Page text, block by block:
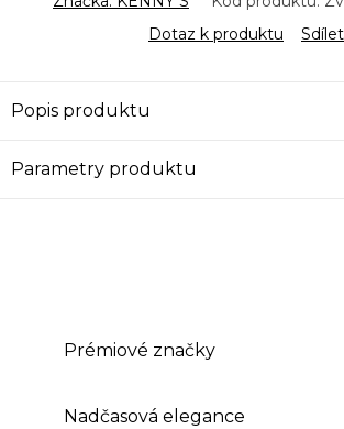
Dotaz k produktu
Sdílet
Popis produktu
Parametry produktu
Prémiové značky
Nadčasová elegance